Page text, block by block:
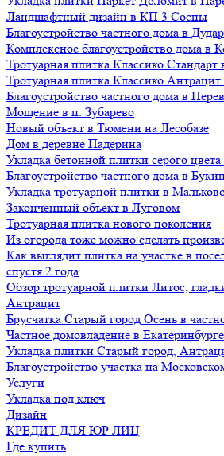
Ландшафтный дизайн в КП 3 Сосны
Благоустройство частного дома в
Комплексное благоустройство дома в
Тротуарная плитка Классико
Тротуарная плитка Классико
Благоустройство частного дома в
Мощение в п. Зубарево
Новый объект в Тюмени на Лесобазе
Дом в деревне Падерина
Укладка бетонной плитки серого
Благоустройство частного дома в
Укладка тротуарной плитки в
Законченный объект в Луговом
Тротуарная плитка нового поколения
Из огорода тоже можно сделать
Как выглядит плитка на участке в
спустя 2 года
Обзор тротуарной плитки Литос,
Антрацит
Брусчатка Старый город Осень в
Частное домовладение в Екатеринбурге
Укладка плитки Старый город,
Благоустройство участка на
Услуги
Укладка под ключ
Дизайн
КРЕДИТ ДЛЯ ЮР ЛИЦ
Где купить